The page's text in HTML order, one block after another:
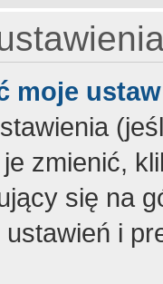
moje
zmienić,
się na
i